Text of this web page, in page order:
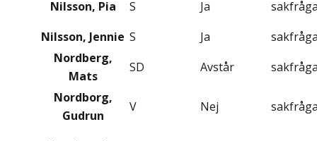
Nilsson, Pia S Ja
Nilsson, Jennie S Ja
Nordberg,
Mats
SD Avstår
Nordborg,
Gudrun
V Nej